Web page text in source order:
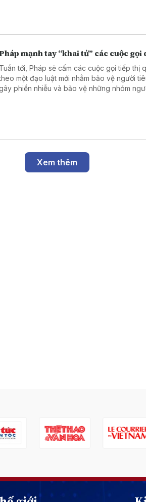
mạnh tay “khai tử” các cuộc
Tuần tới, Pháp sẽ cấm các cuộc gọi tiếp thị
một đạo luật mới nhằm bảo vệ người
phiền nhiễu và bảo vệ những nhóm
Xem thêm